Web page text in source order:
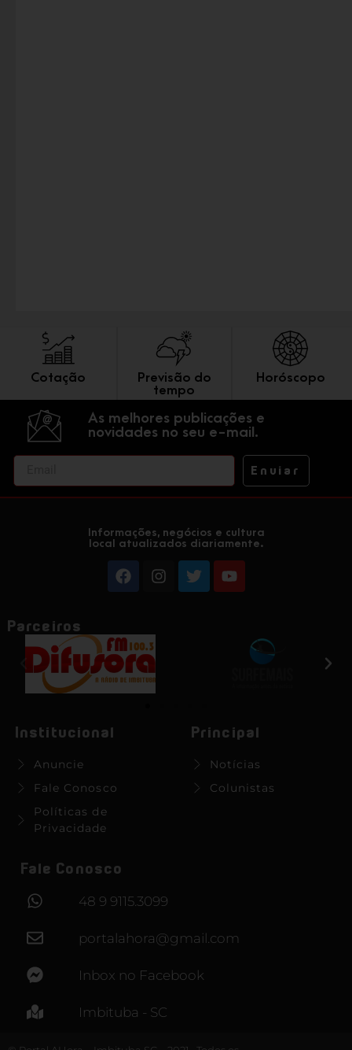
Cotação
Previsão do
tempo
Horóscopo
As melhores publicações e
novidades no seu e-mail.
Enviar
Informações, negócios e cultura
local atualizados diariamente.
Parceiros
Institucional
Anuncie
Fale Conosco
Políticas de
Privacidade
Principal
Notícias
Colunistas
Fale Conosco
48 9 9115.3099
portalahora@gmail.com
Inbox no Facebook
Imbituba - SC